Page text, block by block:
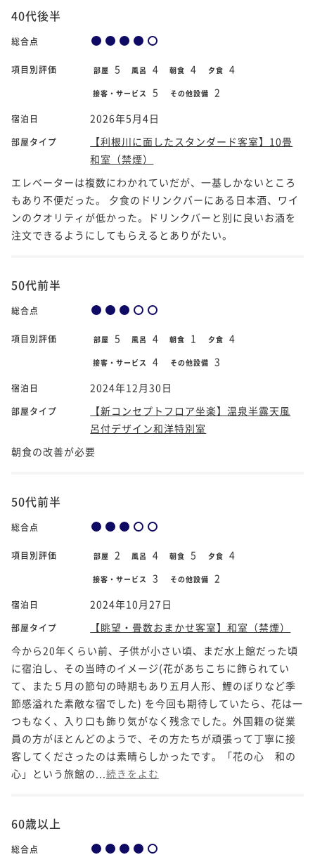
40代後半
総合点
項目別評価 部屋 5 風呂 4 朝食 4 夕食 4
接客・サービス 5 その他設備 2
宿泊日 2026年5月4日
部屋タイプ
【利根川に面したスタンダード客室】10畳
和室（禁煙）
エレベーターは複数にわかれていだが、一基しかないところ
もあり不便だった。 夕食のドリンクバーにある日本酒、ワイ
ンのクオリティが低かった。ドリンクバーと別に良いお酒を
注文できるようにしてもらえるとありがたい。
50代前半
総合点
項目別評価 部屋 5 風呂 4 朝食 1 夕食 4
接客・サービス 4 その他設備 3
宿泊日 2024年12月30日
部屋タイプ
【新コンセプトフロア坐楽】温泉半露天風
呂付デザイン和洋特別室
朝食の改善が必要
50代前半
総合点
項目別評価 部屋 2 風呂 4 朝食 5 夕食 4
接客・サービス 3 その他設備 2
宿泊日 2024年10月27日
部屋タイプ
【眺望・畳数おまかせ客室】和室（禁煙）
今から20年くらい前、子供が小さい頃、まだ水上館だった頃
に宿泊し、その当時のイメージ(花があちこちに飾られてい
て、また５月の節句の時期もあり五月人形、鯉のぼりなど季
節感溢れた素敵な宿でした) を今回も期待していたら、花は一
つもなく、入り口も飾り気がなく残念でした。外国籍の従業
員の方がほとんどのようで、その方たちが頑張って丁寧に接
客してくださったのは素晴らしかったです。「花の心 和の
心」という旅館の... 続きをよむ
60歳以上
総合点